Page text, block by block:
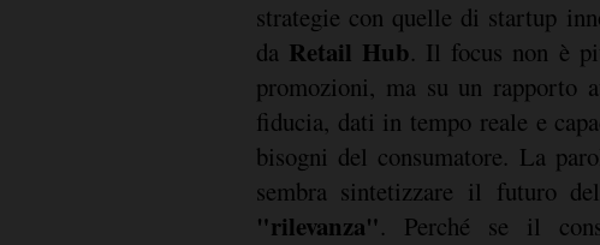
strategie con quelle di startup
da Retail Hub. Il focus non è
promozioni, ma su un rapporto
fiducia, dati in tempo reale e
bisogni del consumatore. La
sembra sintetizzare il futuro
"rilevanza". Perché se il consumatore di oggi